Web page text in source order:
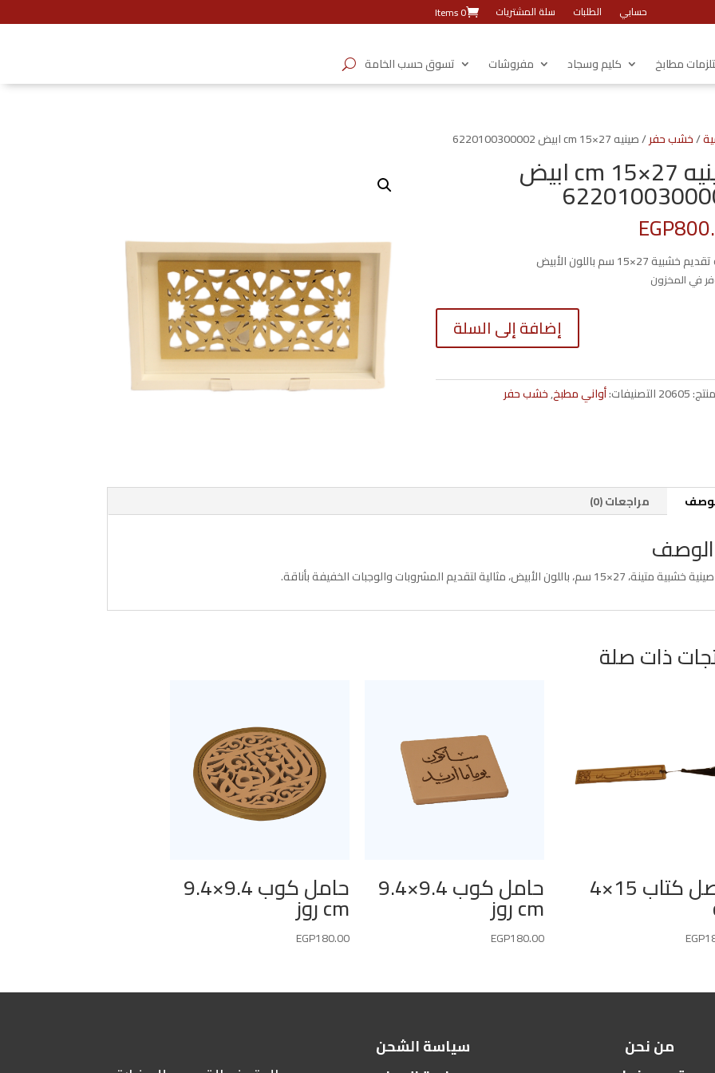
حسابي الطلبات سلة المشتريات 0 Items
مطابخ كليم وسجاد مفروشات تسوق حسب الخامة
/خشب حفر/ صينيه 27×15 cm ابيض 6220100300002
صينيه 27×15 cm ابيض
EGP
27×15 سم باللون الأبيض
كمية
27x15
إضافة إلى السلة
20605التصنيفات:أواني مطبخ,خشب حفر
مراجعات (0)
الوصف
صينية خشبية متينة، 27×15 سم، باللون الأبيض، مثالية لتقديم المشروبات والوجبات الخفيفة بأناقة.
ذات صلة
فاصل كتاب 15×4
EGP
حامل كوب 9.4×9.4
cm روز
EGP180.00
حامل كوب 9.4×9.4
cm روز
EGP180.00
سياسة الشحن
من نحن